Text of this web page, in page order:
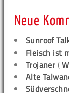
Neue
Sunroof
Fleisch ist
Trojaner (
Alte